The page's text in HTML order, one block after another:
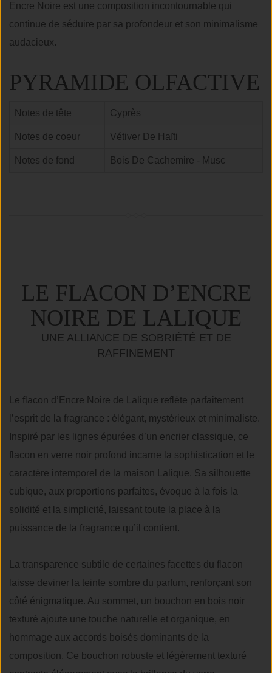
Encre Noire est une composition incontournable qui
continue de séduire par sa profondeur et son minimalisme
audacieux.
PYRAMIDE OLFACTIVE
Notes de tête Cyprès
Notes de coeur Vétiver De Haïti
Notes de fond Bois De Cachemire - Musc
LE FLACON D’ENCRE
NOIRE DE LALIQUE
UNE ALLIANCE DE SOBRIÉTÉ ET DE
RAFFINEMENT
Le flacon d’Encre Noire de Lalique reflète parfaitement
l’esprit de la fragrance : élégant, mystérieux et minimaliste.
Inspiré par les lignes épurées d’un encrier classique, ce
flacon en verre noir profond incarne la sophistication et le
caractère intemporel de la maison Lalique. Sa silhouette
cubique, aux proportions parfaites, évoque à la fois la
solidité et la simplicité, laissant toute la place à la
puissance de la fragrance qu’il contient.
La transparence subtile de certaines facettes du flacon
laisse deviner la teinte sombre du parfum, renforçant son
côté énigmatique. Au sommet, un bouchon en bois noir
texturé ajoute une touche naturelle et organique, en
hommage aux accords boisés dominants de la
composition. Ce bouchon robuste et légèrement texturé